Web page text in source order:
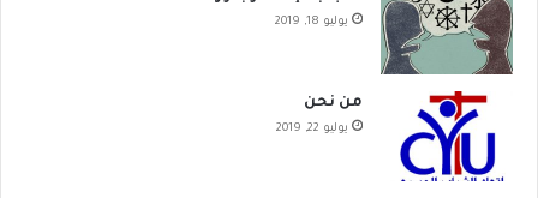
ة
يوليو 18, 2019
من نحن
يوليو 22, 2019